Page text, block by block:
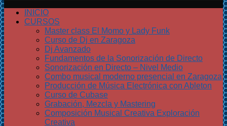
INICIO
CURSOS
Master class El Momo y Lady Funk
Curso de Dj en Zaragoza
Dj Avanzado
Fundamentos de la Sonorización de Directo
Sonorización en Directo – Nivel Medio
Combo musical moderno presencial en Zaragoza
Producción de Música Electrónica con Ableton
Curso de Cubase
Grabación, Mezcla y Mastering
Composición Musical Creativa Exploración
Creativa